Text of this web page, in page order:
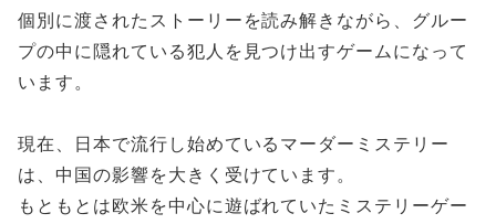
個別に渡されたストーリーを読み解きながら、グルー
プの中に隠れている犯人を見つけ出すゲームになって
います。
現在、日本で流行し始めているマーダーミステリー
は、中国の影響を大きく受けています。
もともとは欧米を中心に遊ばれていたミステリーゲー